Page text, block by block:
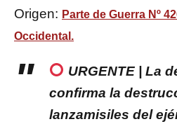
Origen: Parte de Guerra Nº
Occidental.
URGENTE | La
confirma la
lanzamisiles del